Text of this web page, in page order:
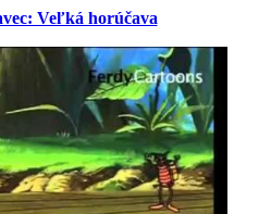
Veľká horúčava